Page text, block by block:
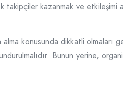
kazanmak ve etkileşimi
konusunda dikkatli olmaları
Bunun yerine,